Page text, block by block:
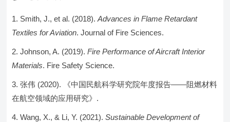
Smith, J., et al. (2018).Advances in Flame Retardant
Textiles for Aviation. Journal of Fire Sciences.
Johnson, A. (2019).Fire Performance of Aircraft Interior
Materials. Fire Safety Science.
张伟 (2020). 《中国民航科学研究院年度报告——阻燃材料
在航空领域的应用研究》.
Wang, X., & Li, Y. (2021).Sustainable Development of